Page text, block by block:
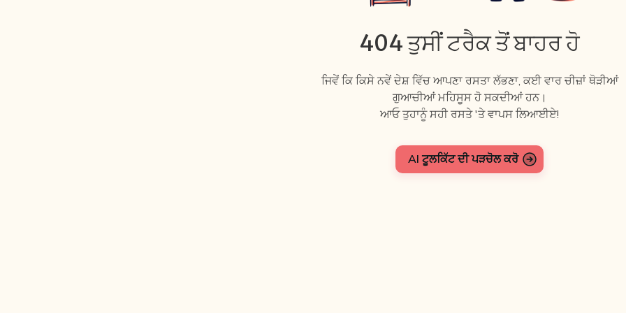
404 ਤੁਸੀਂ ਟਰੈਕ ਤੋਂ ਬਾਹਰ ਹੋ
ਜਿਵੇਂ ਕਿ ਕਿਸੇ ਨਵੇਂ ਦੇਸ਼ ਵਿੱਚ ਆਪਣਾ ਰਸਤਾ ਲੱਭਣਾ, ਕਈ ਵਾਰ ਚੀਜ਼ਾਂ ਥੋੜੀਆਂ
ਗੁਆਚੀਆਂ ਮਹਿਸੂਸ ਹੋ ਸਕਦੀਆਂ ਹਨ।
ਆਓ ਤੁਹਾਨੂੰ ਸਹੀ ਰਸਤੇ 'ਤੇ ਵਾਪਸ ਲਿਆਈਏ!
AI ਟੂਲਕਿੱਟ ਦੀ ਪੜਚੋਲ ਕਰੋ